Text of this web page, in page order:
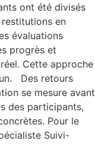
ont été divisés
en
évaluations
progrès et
Cette approche
Des retours
se mesure avant
des participants,
Pour le
Suivi-